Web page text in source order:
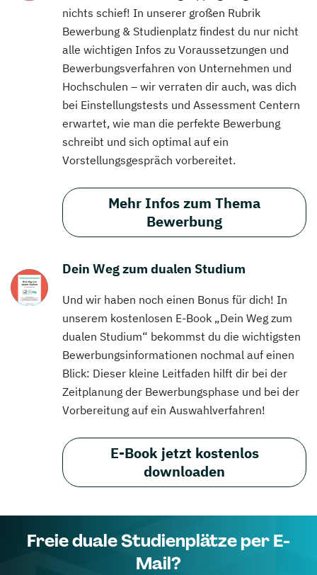
nichts schief! In unserer großen Rubrik
Bewerbung & Studienplatz findest du nur nicht
alle wichtigen Infos zu Voraussetzungen und
Bewerbungsverfahren von Unternehmen und
Hochschulen – wir verraten dir auch, was dich
bei Einstellungstests und Assessment Centern
erwartet, wie man die perfekte Bewerbung
schreibt und sich optimal auf ein
Vorstellungsgespräch vorbereitet.
Mehr Infos zum Thema
Bewerbung
Dein Weg zum dualen Studium
Und wir haben noch einen Bonus für dich! In
unserem kostenlosen E-Book „Dein Weg zum
dualen Studium“ bekommst du die wichtigsten
Bewerbungsinformationen nochmal auf einen
Blick: Dieser kleine Leitfaden hilft dir bei der
Zeitplanung der Bewerbungsphase und bei der
Vorbereitung auf ein Auswahlverfahren!
E-Book jetzt kostenlos
downloaden
Freie duale Studienplätze per E-
Mail?